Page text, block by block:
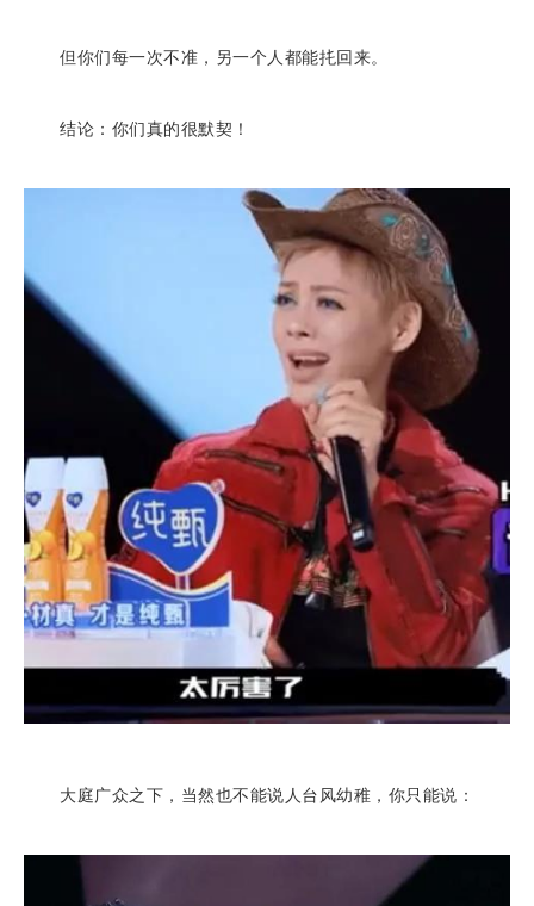
但你们每一次不准，另一个人都能扥回来。
结论：你们真的很默契！
大庭广众之下，当然也不能说人台风幼稚，你只能说：